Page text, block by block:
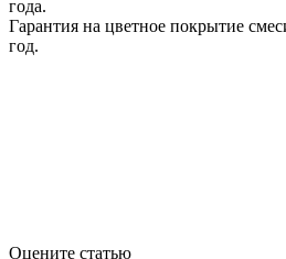
года.
Гарантия на цветное покрытие
год.
Оцените статью